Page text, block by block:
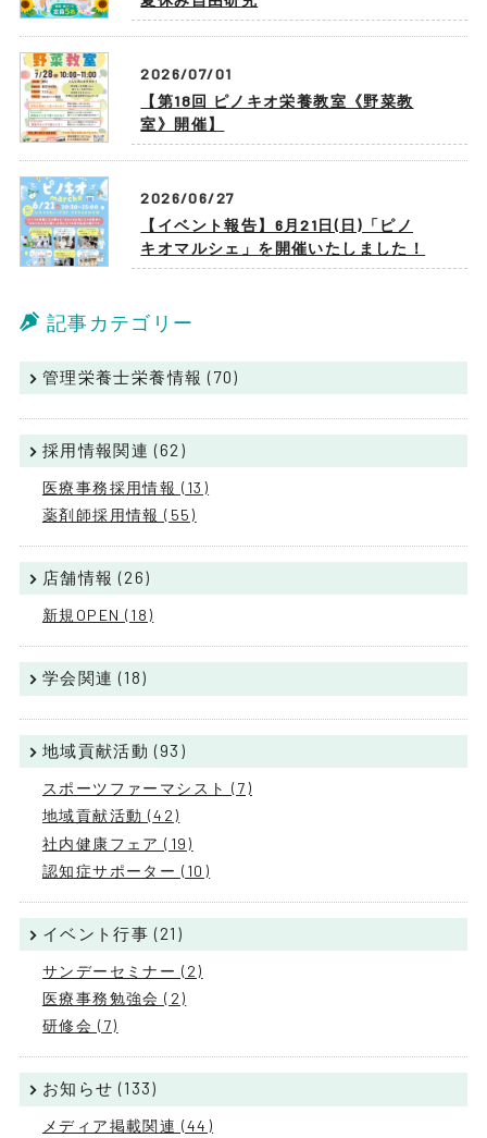
2026/07/01
【第18回 ピノキオ栄養教室《野菜教
室》開催】
2026/06/27
【イベント報告】6月21日(日)「ピノ
キオマルシェ」を開催いたしました！
記事カテゴリー
管理栄養士栄養情報 (70)
採用情報関連 (62)
医療事務採用情報 (13)
薬剤師採用情報 (55)
店舗情報 (26)
新規OPEN (18)
学会関連 (18)
地域貢献活動 (93)
スポーツファーマシスト (7)
地域貢献活動 (42)
社内健康フェア (19)
認知症サポーター (10)
イベント行事 (21)
サンデーセミナー (2)
医療事務勉強会 (2)
研修会 (7)
お知らせ (133)
メディア掲載関連 (44)